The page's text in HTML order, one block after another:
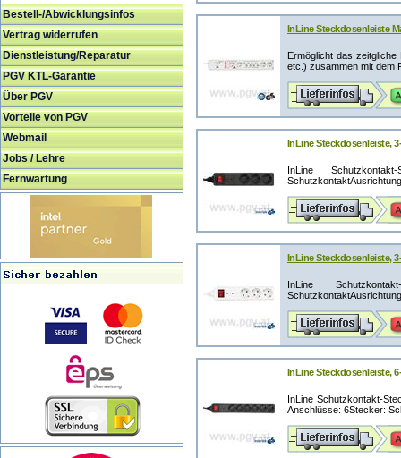
Bestell-/Abwicklungsinfos
Vertrag widerrufen
Dienstleistung/Reparatur
PGV KTL-Garantie
Über PGV
Vorteile von PGV
Webmail
Jobs / Lehre
Fernwartung
InLine Steckdosenleiste
Ermöglicht das
etc.) zusammen mit dem
InLine Steckdosenleiste,
InLine
InLine Steckdosenleiste,
InLine
InLine Steckdosenleiste,
InLine Schutzkontakt-
Anschlüsse: 6Stecker: